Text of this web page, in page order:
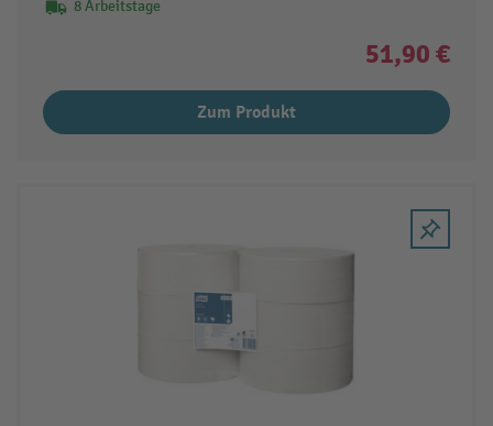
8 Arbeitstage
51,90 €
Zum Produkt